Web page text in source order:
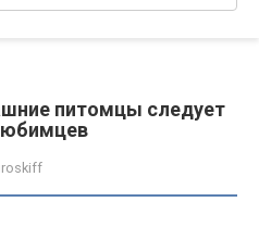
питомцы следует